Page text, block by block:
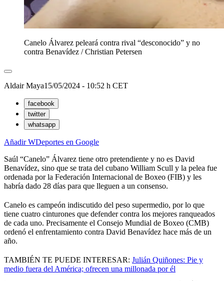
Canelo Álvarez peleará contra rival “desconocido” y no
contra Benavídez /Christian Petersen
Aldair Maya15/05/2024 - 10:52 h CET
facebook
twitter
whatsapp
Añadir WDeportes en Google
Saúl “Canelo” Álvarez tiene otro pretendiente y no es David
Benavídez, sino que se trata del cubano William Scull y la pelea fue
ordenada por la Federación Internacional de Boxeo (FIB) y les
habría dado 28 días para que lleguen a un consenso.
Canelo es campeón indiscutido del peso supermedio, por lo que
tiene cuatro cinturones que defender contra los mejores ranqueados
de cada uno. Precisamente el Consejo Mundial de Boxeo (CMB)
ordenó el enfrentamiento contra David Benavídez hace más de un
año.
TAMBIÉN TE PUEDE INTERESAR: Julián Quiñones: Pie y
medio fuera del América; ofrecen una millonada por él